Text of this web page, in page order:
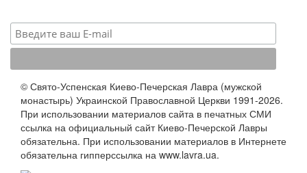
© Свято-Успенская Киево-Печерская Лавра (мужской
монастырь) Украинской Православной Церкви 1991-2026.
При использовании материалов сайта в печатных СМИ
ссылка на официальный сайт Киево-Печерской Лавры
обязательна. При использовании материалов в Интернете
обязательна гипперссылка на www.lavra.ua.